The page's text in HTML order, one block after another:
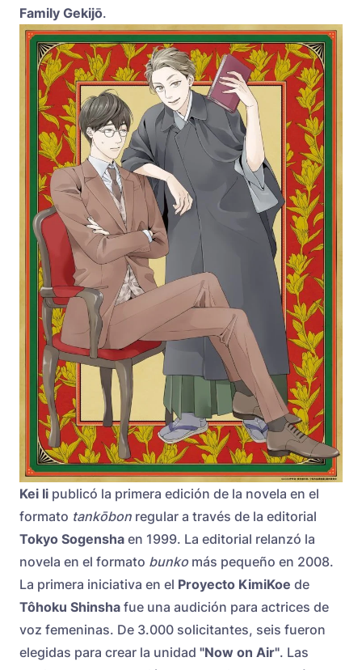
Family Gekijō.
Kei Ii publicó la primera edición de la novela en el
formato tankōbon regular a través de la editorial
Tokyo Sogensha en 1999. La editorial relanzó la
novela en el formato bunko más pequeño en 2008.
La primera iniciativa en el Proyecto KimiKoe de
Tôhoku Shinsha fue una audición para actrices de
voz femeninas. De 3.000 solicitantes, seis fueron
elegidas para crear la unidad "Now on Air". Las